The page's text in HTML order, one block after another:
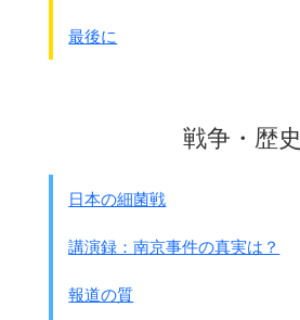
11名のうち追跡可能であった
10名は摂取中止により回復、
☆歴史的に使用経験の長いｱｷｳｺﾝとは
ハルウコンなど他のショウガ科の
サプリメントとして摂取すること
健康被害や相互作用が増加してい
☆ウコンは血液凝固を
血液凝固抑制薬(
最後に
戦争・歴史
日本の細菌戦
講演録：南京事件の真実は？
報道の質